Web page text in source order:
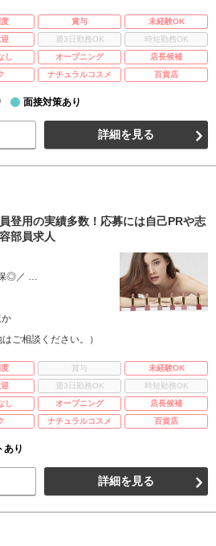
賞与
未経験OK
週3日勤務OK
時短勤務OK
し オープニング
店長候補
ナチュラルコスメ 百貨店
面接対策あり
詳細を見る
登用の実績多数！応募には自己PRや志
部員求人
保◎／ …
ご相談ください。）
賞与
未経験OK
週3日勤務OK
時短勤務OK
し オープニング
店長候補
ナチュラルコスメ 百貨店
あり
詳細を見る